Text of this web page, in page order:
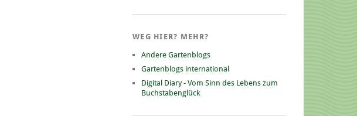
WEG HIER? MEHR?
Andere Gartenblogs
Gartenblogs international
Digital Diary - Vom Sinn des Lebens zum
Buchstabenglück